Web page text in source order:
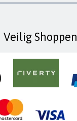
Veilig Shoppen